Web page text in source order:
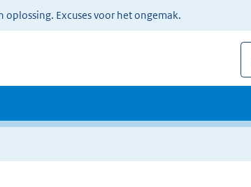
Excuses voor het ongemak.